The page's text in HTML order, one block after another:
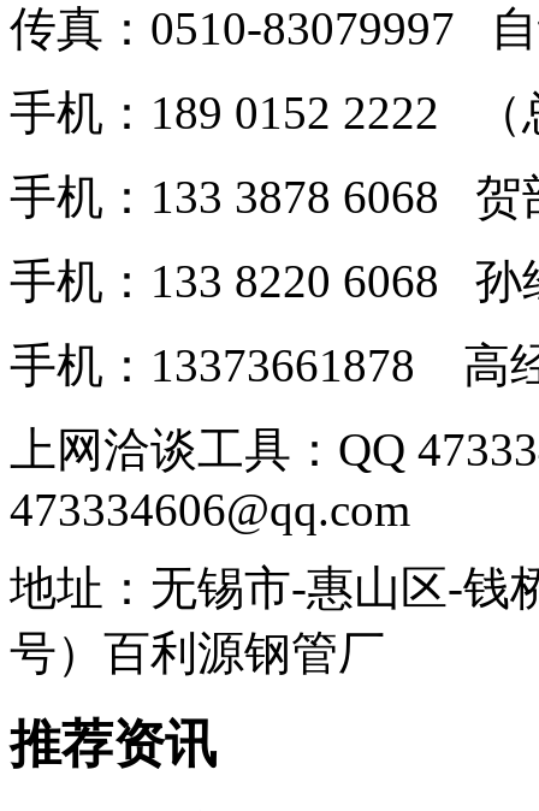
传真：0510-83079997
手机：189 0152 2222 （
手机：133 3878 6068 贺
手机：133 8220 6068
手机：13373661878 高
上网洽谈工具：QQ
473334606@qq.com
地址：无锡市-惠山区-钱
号）百利源钢管厂
推荐资讯